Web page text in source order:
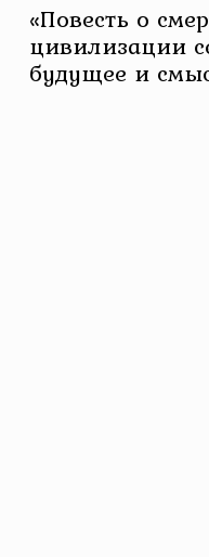
«Повесть о
цивилизации
будущее и